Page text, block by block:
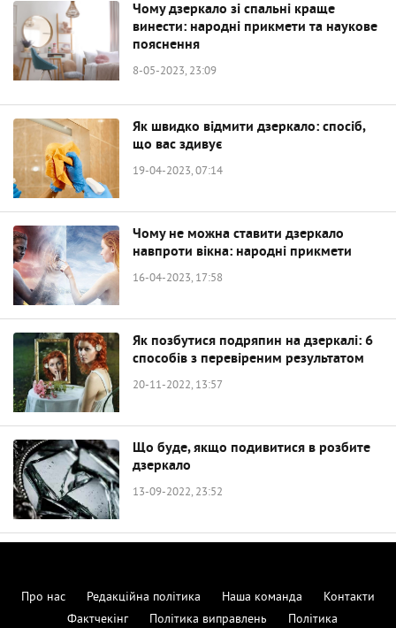
Чому дзеркало зі спальні краще
винести: народні прикмети та наукове
пояснення
8-05-2023, 23:09
Як швидко відмити дзеркало: спосіб,
що вас здивує
19-04-2023, 07:14
Чому не можна ставити дзеркало
навпроти вікна: народні прикмети
16-04-2023, 17:58
Як позбутися подряпин на дзеркалі: 6
способів з перевіреним результатом
20-11-2022, 13:57
Що буде, якщо подивитися в розбите
дзеркало
13-09-2022, 23:52
Про нас Редакційна політика Наша команда
Контакти
Фактчекінг
Політика виправлень
Політика